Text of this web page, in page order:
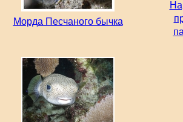
Морда Песчаного бычка